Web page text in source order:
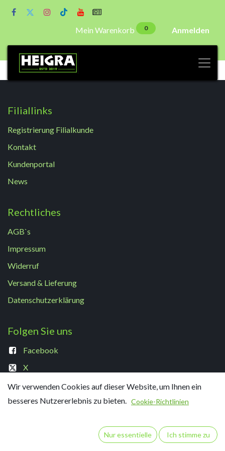
Mein Warenkorb 0 Anmelden
Filiallinks
Registrierung Filialkunde
Kontakt
Kundenportal
News
Rechtliches
AGB`s
Impressum
Widerruf
Versand & Lieferung
Datenschutzerklärung
Folgen Sie uns
Facebook
X
TikTok
Instagram
Wir verwenden Cookies auf dieser Website, um Ihnen ein
besseres Nutzererlebnis zu bieten. Cookie-Richtlinien
Nur essentielle Ich stimme zu